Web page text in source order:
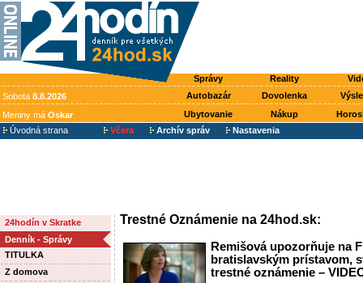
Správy Reality
Sobota 8.8.2026 Autobazár Dovolenka
Meniny má Oskar Ubytovanie Nákup
Úvodná strana
Včera Archív správ Nastavenia
24hodín v Skratke
Denník - Správy
TITULKA
Z domova
Trestné Oznámenie na 24hod.sk:
Remišová upozorňuje na
bratislavským prístavom,
trestné oznámenie –